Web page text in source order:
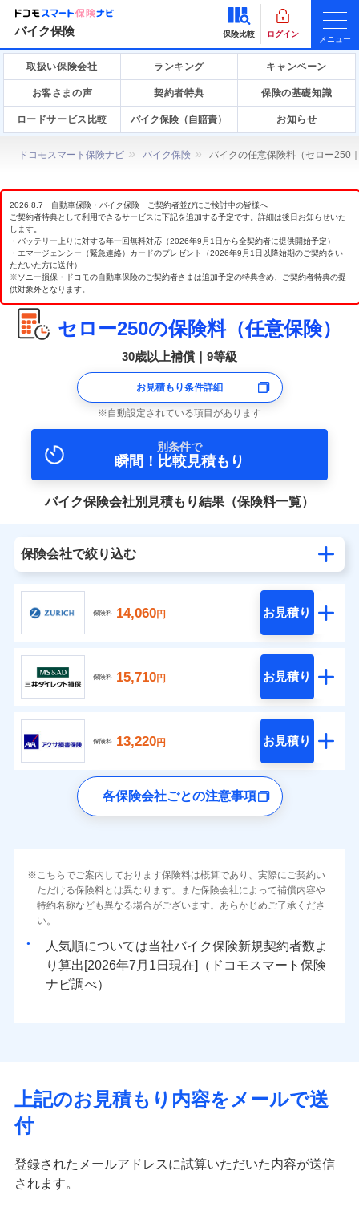
バイク保険 保険比較 ログイン
メニュー
取扱い保険会社 ランキング キャンペーン
お客さまの声 契約者特典 保険の基礎知識
ロードサービス比較 バイク保険（自賠責） お知らせ
ドコモスマート保険ナビ バイク保険 バイクの任意保険料（セロー250
2026.8.7 自動車保険・バイク保険 ご契約者並びにご検討中の皆様へ
ご契約者特典として利用できるサービスに下記を追加する予定です。詳細は後日お知らせいた
します。
・バッテリー上りに対する年一回無料対応（2026年9月1日から全契約者に提供開始予定）
・エマージェンシー（緊急連絡）カードのプレゼント（2026年9月1日以降始期のご契約をい
ただいた方に送付）
※ソニー損保・ドコモの自動車保険のご契約者さまは追加予定の特典含め、ご契約者特典の提
供対象外となります。
セロー250の保険料（任意保険）
30歳以上補償｜9等級
お見積もり条件詳細
自動設定されている項目があります
別条件で
瞬間！比較見積もり
バイク保険会社別見積もり結果（保険料一覧）
保険会社で絞り込む
保険料 14,060円 お見積り
保険料 15,710円 お見積り
保険料 13,220円 お見積り
各保険会社ごとの注意事項
こちらでご案内しております保険料は概算であり、実際にご契約い
ただける保険料とは異なります。また保険会社によって補償内容や
特約名称なども異なる場合がございます。あらかじめご了承くださ
い。
人気順については当社
新規契約者数よ
り算出[
年 月
日現在]（ドコモスマート保険
ナビ調べ）
上記のお見積もり内容をメールで送
付
登録されたメールアドレスに試算いただいた内容が送信
されます。